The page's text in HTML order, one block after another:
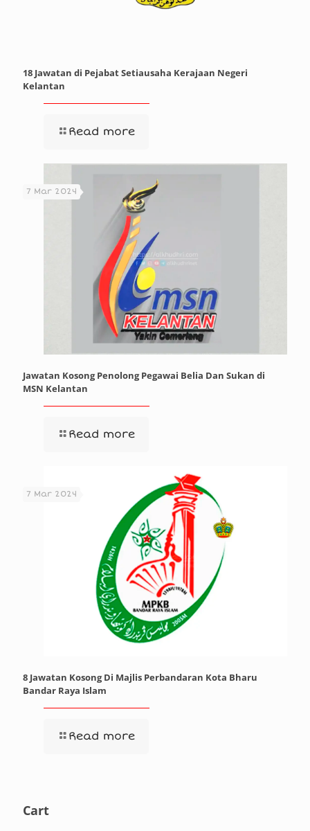
18 Jawatan di Pejabat Setiausaha Kerajaan Negeri
Kelantan
Read more
7 Mar 2024
Jawatan Kosong Penolong Pegawai Belia Dan Sukan di
MSN Kelantan
Read more
7 Mar 2024
8 Jawatan Kosong Di Majlis Perbandaran Kota Bharu
Bandar Raya Islam
Read more
Cart